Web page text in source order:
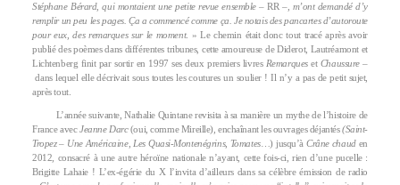
Stéphane Bérard, qui montaient une petite revue ensemble –RR –, m’ont demandé d’y
remplir un peu les pages. Ça a commencé comme ça. Je notais des pancartes d’autoroute
pour eux, des remarques sur le moment. » Le chemin était donc tout tracé après avoir
publié des poèmes dans différentes tribunes, cette amoureuse de Diderot, Lautréamont et
Lichtenberg finit par sortir en 1997 ses deux premiers livres Remarqueset Chaussure–
dans lequel elle décrivait sous toutes les coutures un soulier ! Il n’y a pas de petit sujet,
après tout.
L’année suivante, Nathalie Quintane revisita à sa manière un mythe de l’histoire de
France avecJeanne Darc(oui, comme Mireille), enchaînant les ouvrages déjantés(Saint-
Tropez – Une Américaine, Les Quasi-Montenégrins, Tomates…) jusqu’àCrâne chauden
2012, consacré à une autre héroïne nationale n’ayant, cette fois-ci, rien d’une pucelle :
Brigitte Lahaie ! L’ex-égérie du X l’invita d’ailleurs dans sa célèbre émission de radio